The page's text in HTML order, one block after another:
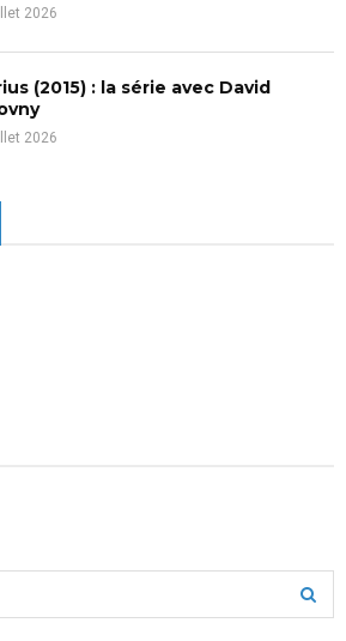
2026
(2015) : la série avec David
2026